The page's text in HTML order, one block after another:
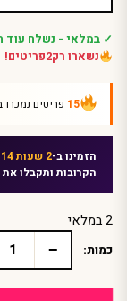
✓ במלאי - נשלח עוד
נשארו רק2פריטים!
15 פריטים נמכרו ב-24 השעות
הזמינו ב-2 שעות 14 דקות
הקרובות ותקבלו
2 במלאי
כמות
כדור
כמות: −